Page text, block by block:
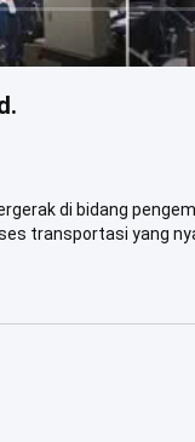
di bidang
transportasi yang